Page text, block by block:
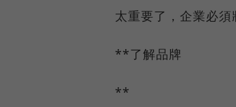
太重要了，企業必須
**了解品牌
**